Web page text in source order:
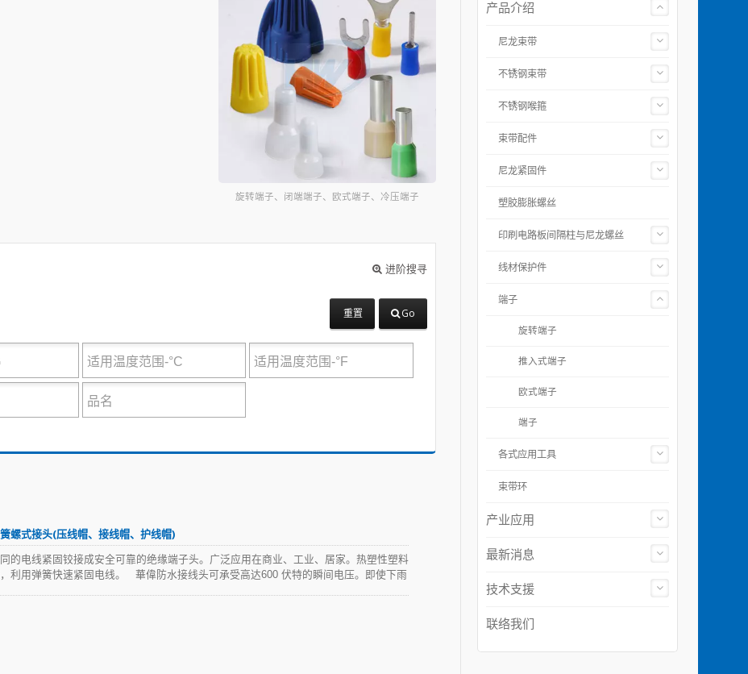
旋转端子、闭端端子、欧式端子、冷压端子
进阶搜寻
Go
重置
螺式接头(压线帽、接线帽、护线帽)
的电线紧固铰接成安全可靠的绝缘端子头。广泛应用在商业、工业、居家。热塑性塑料
利用弹簧快速紧固电线。 華偉防水接线头可承受高达600 伏特的瞬间电压。即使下雨
产品介绍
尼龙束带
不锈钢束带
不锈钢喉箍
束带配件
尼龙紧固件
塑胶膨胀螺丝
印刷电路板间隔柱与尼龙螺丝
线材保护件
端子
旋转端子
推入式端子
欧式端子
端子
各式应用工具
束带环
产业应用
最新消息
技术支援
联络我们